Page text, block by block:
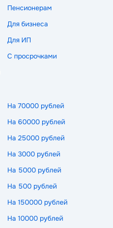
Пенсионерам
Для бизнеса
Для ИП
С просрочками
На 70000 рублей
На 60000 рублей
На 25000 рублей
На 3000 рублей
На 5000 рублей
На 500 рублей
На 150000 рублей
На 10000 рублей